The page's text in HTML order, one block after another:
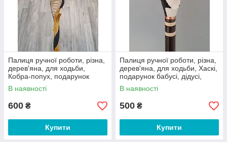
Палиця ручної роботи, різна,
дерев'яна, для ходьби,
Кобра-попух, подарунок
бабусі, дідусі, літнім
В наявності
600 ₴
Купити
Палиця ручної роботи, різна,
дерев'яна, для ходьби, Хаскі,
подарунок бабусі, дідусі,
літнім
В наявності
500 ₴
Купити